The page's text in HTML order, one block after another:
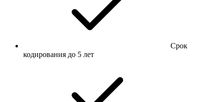
Срок
кодирования до 5 лет